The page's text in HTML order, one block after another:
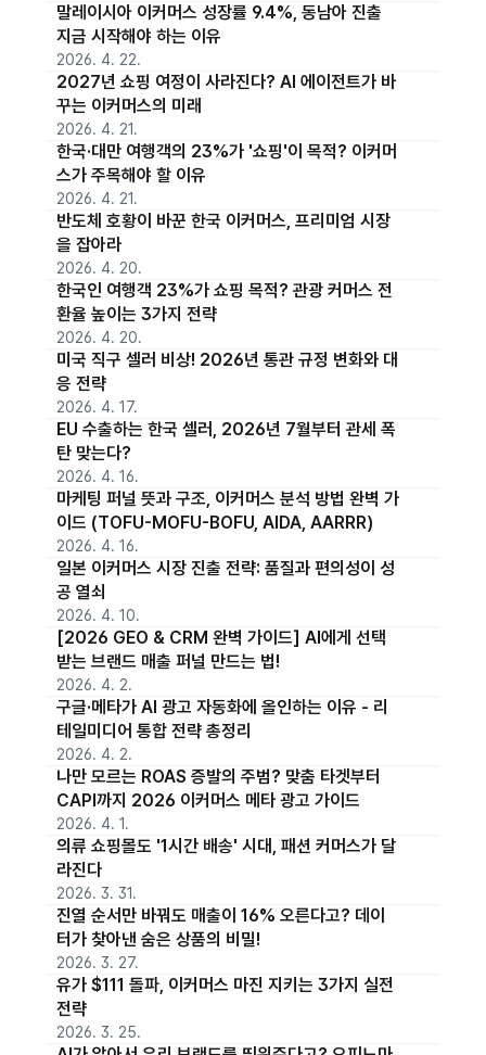
말레이시아 이커머스 성장률 9.4%, 동남아 진출
지금 시작해야 하는 이유
2026. 4. 22.
2027년 쇼핑 여정이 사라진다? AI 에이전트가 바
꾸는 이커머스의 미래
2026. 4. 21.
한국·대만 여행객의 23%가 '쇼핑'이 목적? 이커머
스가 주목해야 할 이유
2026. 4. 21.
반도체 호황이 바꾼 한국 이커머스, 프리미엄 시장
을 잡아라
2026. 4. 20.
한국인 여행객 23%가 쇼핑 목적? 관광 커머스 전
환율 높이는 3가지 전략
2026. 4. 20.
미국 직구 셀러 비상! 2026년 통관 규정 변화와 대
응 전략
2026. 4. 17.
EU 수출하는 한국 셀러, 2026년 7월부터 관세 폭
탄 맞는다?
2026. 4. 16.
마케팅 퍼널 뜻과 구조, 이커머스 분석 방법 완벽 가
이드 (TOFU-MOFU-BOFU, AIDA, AARRR)
2026. 4. 16.
일본 이커머스 시장 진출 전략: 품질과 편의성이 성
공 열쇠
2026. 4. 10.
[2026 GEO & CRM 완벽 가이드] AI에게 선택
받는 브랜드 매출 퍼널 만드는 법!
2026. 4. 2.
구글·메타가 AI 광고 자동화에 올인하는 이유 - 리
테일미디어 통합 전략 총정리
2026. 4. 2.
나만 모르는 ROAS 증발의 주범? 맞춤 타겟부터
CAPI까지 2026 이커머스 메타 광고 가이드
2026. 4. 1.
의류 쇼핑몰도 '1시간 배송' 시대, 패션 커머스가 달
라진다
2026. 3. 31.
진열 순서만 바꿔도 매출이 16% 오른다고? 데이
터가 찾아낸 숨은 상품의 비밀!
2026. 3. 27.
유가 $111 돌파, 이커머스 마진 지키는 3가지 실전
전략
2026. 3. 25.